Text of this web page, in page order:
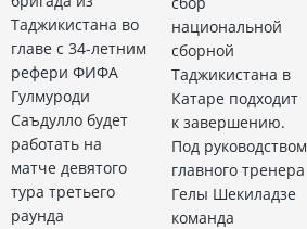
Таджикистана во
главе с 34-летним
рефери ФИФА
Гулмуроди
Саъдулло будет
работать на
матче девятого
тура третьего
раунда
национальной
сборной
Таджикистана в
Катаре подходит
к завершению.
Под руководством
главного тренера
Гелы Шекиладзе
команда